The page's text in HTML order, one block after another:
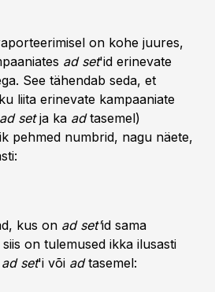
on kohe juures,
ad set'id erinevate
See tähendab seda, et
liita erinevate kampaaniate
setja ka adtasemel)
pehmed numbrid, nagu näete,
kus on ad set'id sama
on tulemused ikka ilusasti
ad set'i või adtasemel: